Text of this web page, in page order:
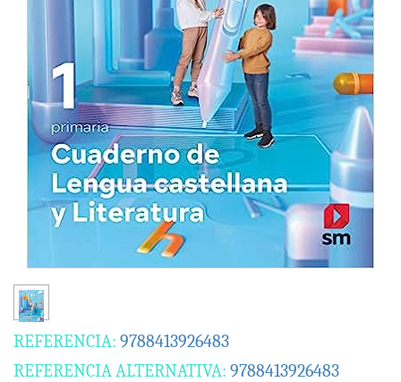
REFERENCIA: 9788413926483
REFERENCIA ALTERNATIVA: 9788413926483